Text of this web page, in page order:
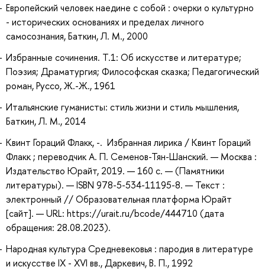
Европейский человек наедине с собой : очерки о культурно
- исторических основаниях и пределах личного
самосознания, Баткин, Л. М., 2000
Избранные сочинения. Т.1: Об искусстве и литературе;
Поэзия; Драматургия; Философская сказка; Педагогический
роман, Руссо, Ж.-Ж., 1961
Итальянские гуманисты: стиль жизни и стиль мышления,
Баткин, Л. М., 2014
Квинт Гораций Флакк, -. Избранная лирика / Квинт Гораций
Флакк ; переводчик А. П. Семенов-Тян-Шанский. — Москва :
Издательство Юрайт, 2019. — 160 с. — (Памятники
литературы). — ISBN 978-5-534-11195-8. — Текст :
электронный // Образовательная платформа Юрайт
[сайт]. — URL: https://urait.ru/bcode/444710 (дата
обращения: 28.08.2023).
Народная культура Средневековья : пародия в литературе
и искусстве IX - XVI вв., Даркевич, В. П., 1992